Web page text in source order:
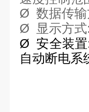
Ø 数据传输
Ø 显示方式
Ø 安全装置
自动断电系